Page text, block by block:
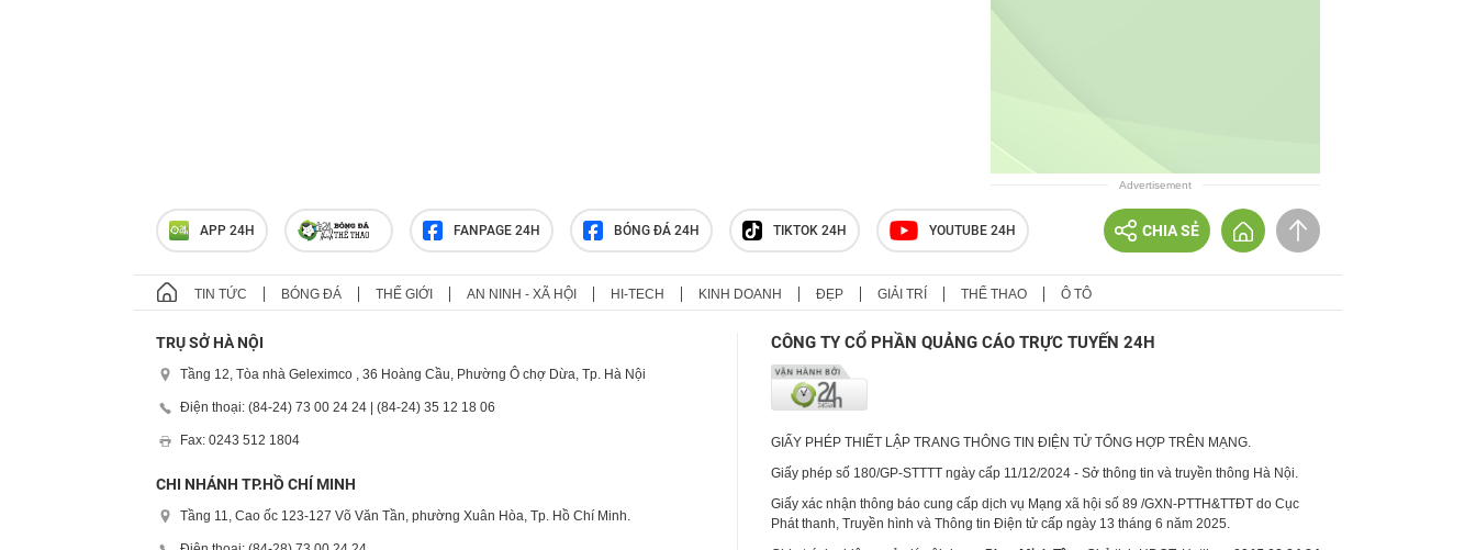
Advertisement
APP 24H FANPAGE 24H BÓNG ĐÁ 24H TIKTOK 24H YOUTUBE 24H CHIA SẺ
TIN TỨC BÓNG ĐÁ THẾ GIỚI AN NINH - XÃ HỘI HI-TECH KINH DOANH ĐẸP GIẢI TRÍ THỂ THAO Ô TÔ
TRỤ SỞ HÀ NỘI
Tầng 12, Tòa nhà Geleximco , 36 Hoàng Cầu, Phường Ô chợ Dừa, Tp. Hà Nội
Điện thoại: (84-24) 73 00 24 24 | (84-24) 35 12 18 06
Fax: 0243 512 1804
CHI NHÁNH TP.HỒ CHÍ MINH
Tầng 11, Cao ốc 123-127 Võ Văn Tần, phường Xuân Hòa, Tp. Hồ Chí Minh.
CÔNG TY CỔ PHẦN QUẢNG CÁO TRỰC TUYẾN 24H
GIẤY PHÉP THIẾT LẬP TRANG THÔNG TIN ĐIỆN TỬ TỔNG HỢP TRÊN MẠNG.
Giấy phép số 180/GP-STTTT ngày cấp 11/12/2024 - Sở thông tin và truyền thông Hà Nội.
Giấy xác nhận thông báo cung cấp dịch vụ Mạng xã hội số 89 /GXN-PTTH&TTĐT do Cục
Phát thanh, Truyền hình và Thông tin Điện tử cấp ngày 13 tháng 6 năm 2025.